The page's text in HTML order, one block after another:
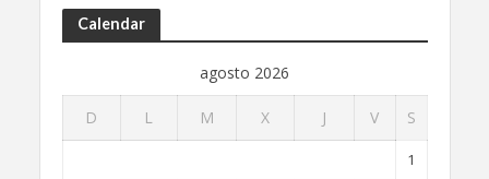
Calendar
agosto 2026
D L M X J V S
1